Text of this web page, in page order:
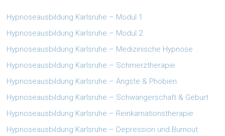
Hypnoseausbildung Karlsruhe – Modul 1
Hypnoseausbildung Karlsruhe – Modul 2
Hypnoseausbildung Karlsruhe – Medizinische Hypnose
Hypnoseausbildung Karlsruhe – Schmerztherapie
Hypnoseausbildung Karlsruhe – Ängste & Phobien
Hypnoseausbildung Karlsruhe – Schwangerschaft & Geburt
Hypnoseausbildung Karlsruhe – Reinkarnationstherapie
Hypnoseausbildung Karlsruhe – Depression und Burnout